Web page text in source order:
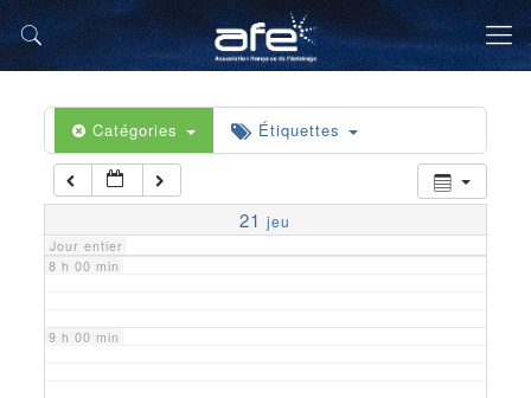
Catégories Étiquettes
21 jeu
Jour entier
5 h 00 min
6 h 00 min
7 h 00 min
8 h 00 min
9 h 00 min